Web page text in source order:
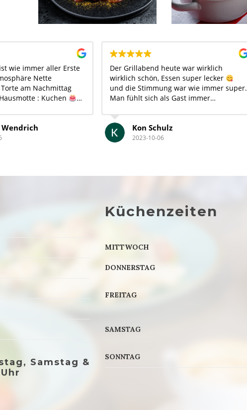
wie immer aller Erste
Nette
am Nachmittag
: Kuchen
Wendrich
Der Grillabend heute war wirklich
wirklich schön, Essen super lecker
und die Stimmung war wie immer super.
Man fühlt sich als Gast immer
Einfach nur schön..Danke für den
schönen Abend...
Kon Schulz
2023-10-06
Samstag &
Küchenzeiten
MITTWOCH
DONNERSTAG
FREITAG
SAMSTAG
SONNTAG